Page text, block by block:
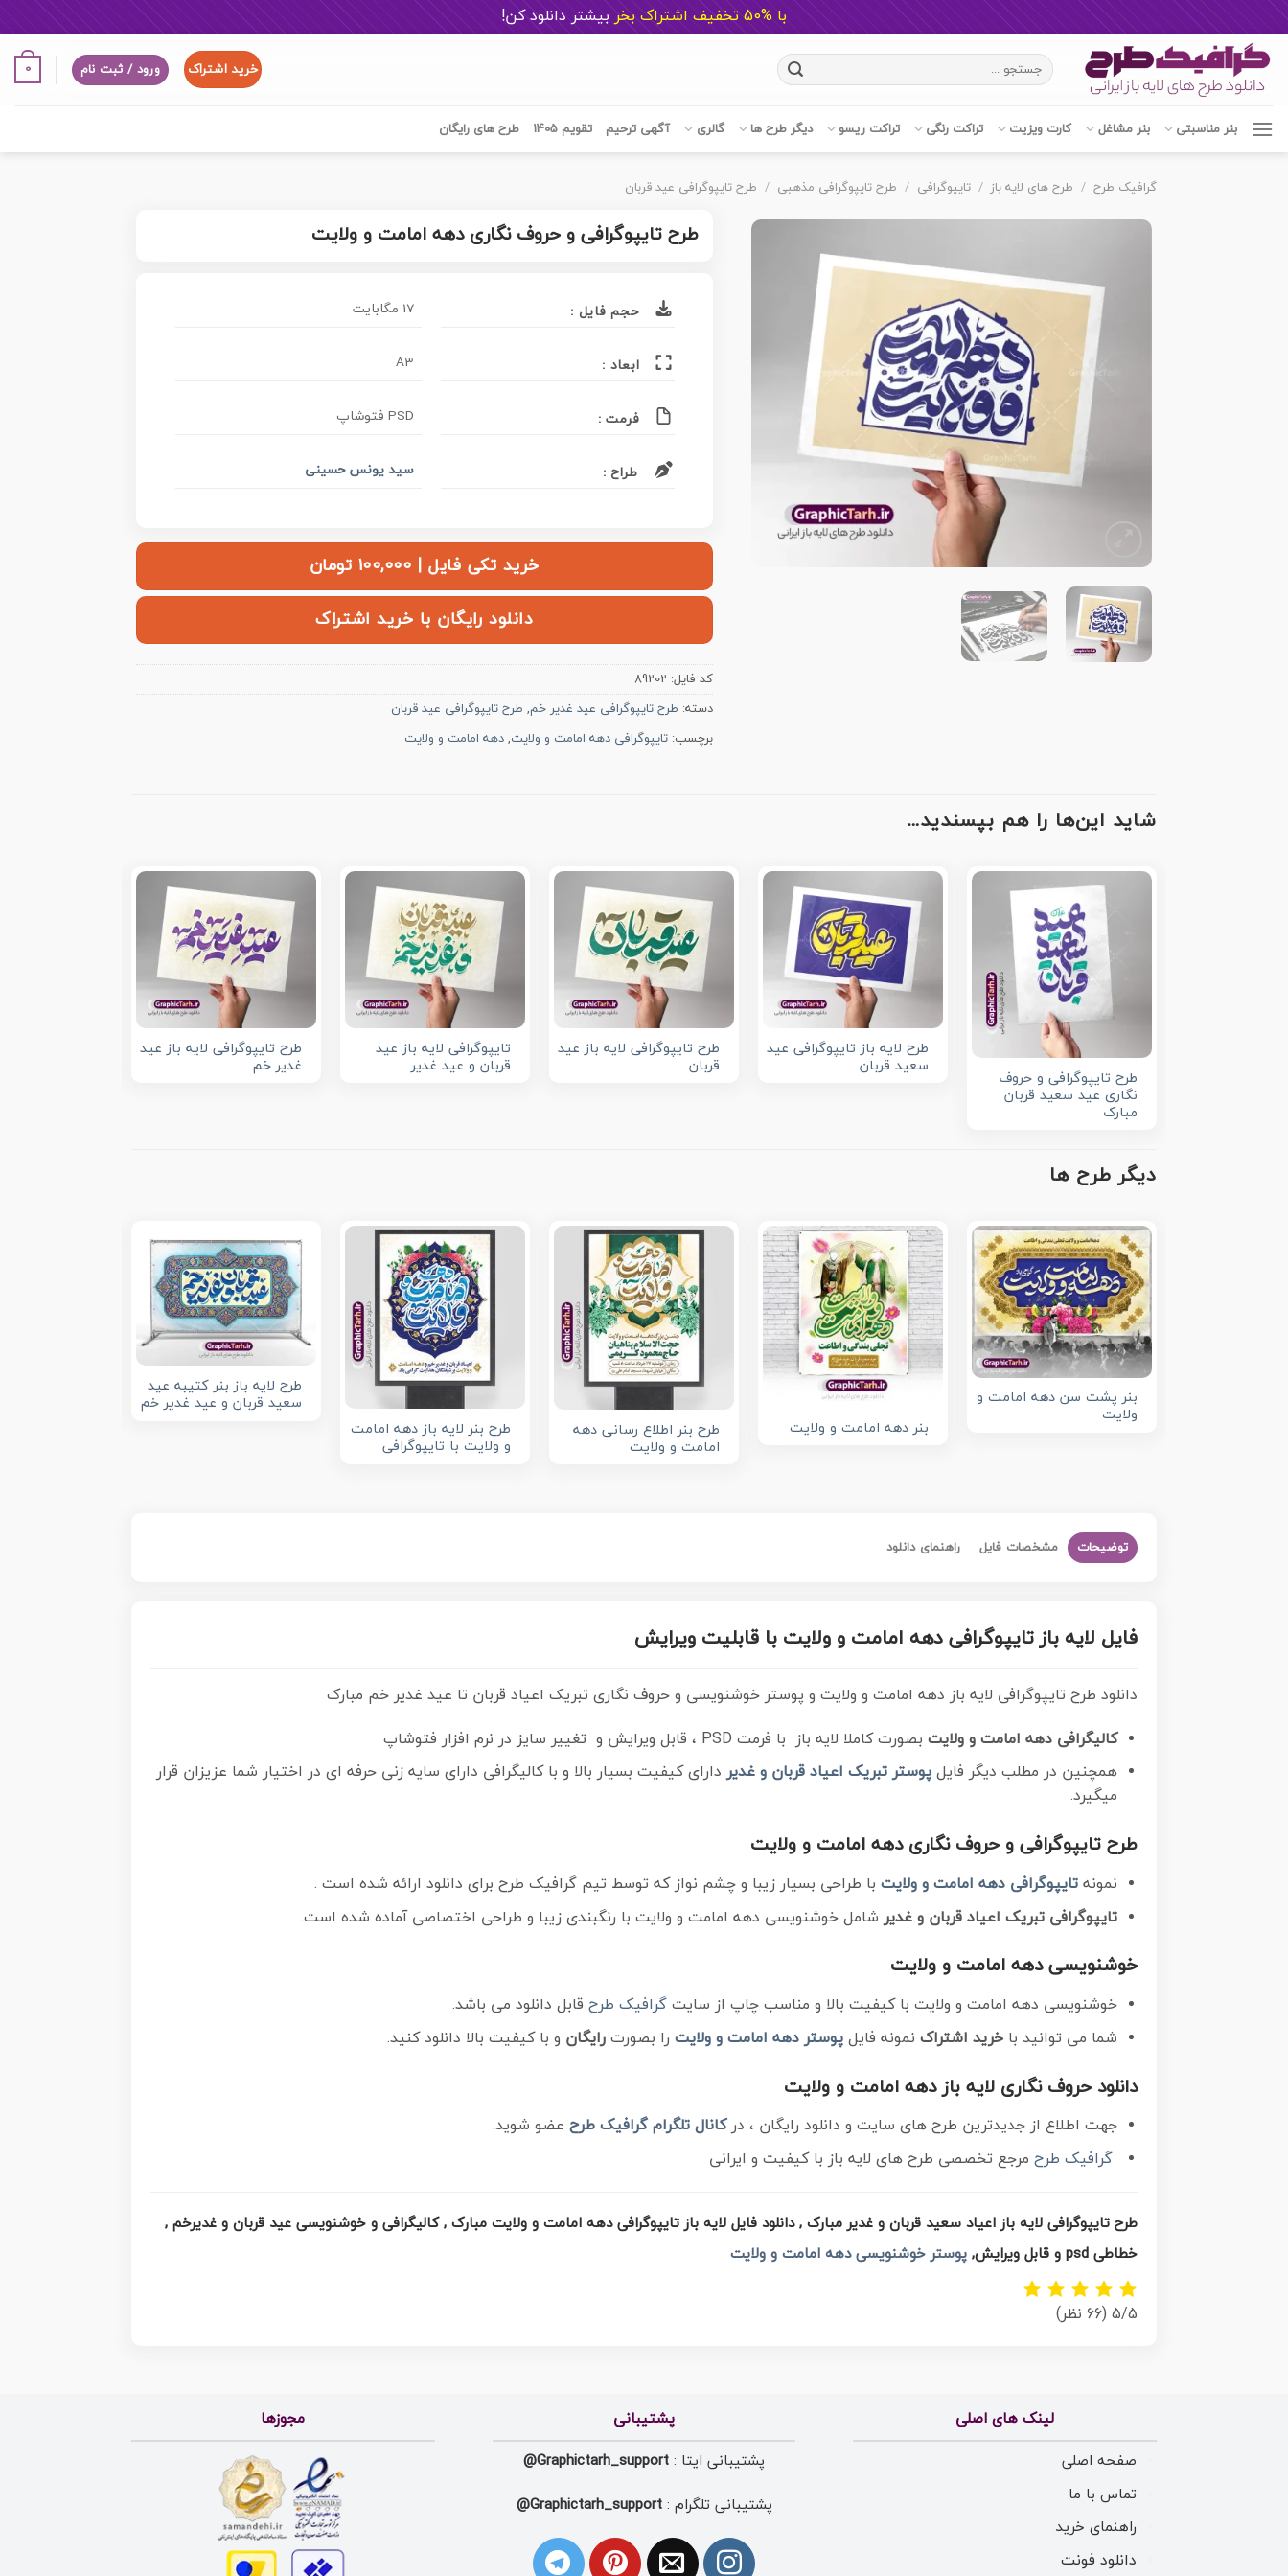
با %50 تخفیف اشتراک بخر بیشتر دانلود کن!
content
جستجو
برای:
خرید اشتراک ورود / ثبت نام 0
بنر مناسبتی بنر مشاغل کارت ویزیت تراکت رنگی تراکت ریسو دیگر طرح ها گالری آگهی ترحیم تقویم 1405 طرح های رایگان
گرافیک طرح / طرح های لایه باز / تایپوگرافی / طرح تایپوگرافی مذهبی / طرح تایپوگرافی عید قربان
طرح تایپوگرافی و حروف نگاری دهه امامت و ولایت
حجم فایل : 17 مگابایت
ابعاد : A3
فرمت : PSD فتوشاپ
طراح : سید یونس حسینی
خرید تکی فایل | ۱۰۰,۰۰۰ تومان
دانلود رایگان با خرید اشتراک
کد فایل: 89202
دسته: طرح تایپوگرافی عید غدیر خم, طرح تایپوگرافی عید قربان
برچسب:تایپوگرافی دهه امامت و ولایت,دهه امامت و ولایت
شاید این‌ها را هم بپسندید…
طرح تایپوگرافی و حروف
نگاری عید سعید قربان
مبارک
طرح لایه باز تایپوگرافی عید
سعید قربان
طرح تایپوگرافی لایه باز عید
قربان
تایپوگرافی لایه باز عید
قربان و عید غدیر
طرح تایپوگرافی لایه باز عید
غدیر خم
دیگر طرح ها
بنر پشت سن دهه امامت و
ولایت
بنر دهه امامت و ولایت
طرح بنر اطلاع رسانی دهه
امامت و ولایت
طرح بنر لایه باز دهه امامت
و ولایت با تایپوگرافی
طرح لایه باز بنر کتیبه عید
سعید قربان و عید غدیر خم
توضیحات مشخصات فایل راهنمای دانلود
فایل لایه باز تایپوگرافی دهه امامت و ولایت با قابلیت ویرایش
دانلود طرح تایپوگرافی لایه باز دهه امامت و ولایت و پوستر خوشنویسی و حروف نگاری تبریک اعیاد قربان تا عید غدیر خم مبارک
کالیگرافی دهه امامت و ولایت بصورت کاملا لایه باز با فرمت PSD ، قابل ویرایش و تغییر سایز در نرم افزار فتوشاپ
همچنین در مطلب دیگر فایل پوستر تبریک اعیاد قربان و غدیر دارای کیفیت بسیار بالا و با کالیگرافی دارای سایه زنی حرفه ای در اختیار شما عزیزان قرار
میگیرد.
طرح تایپوگرافی و حروف نگاری دهه امامت و ولایت
نمونه تایپوگرافی دهه امامت و ولایتبا طراحی بسیار زیبا و چشم نواز که توسط تیم گرافیک طرح برای دانلود ارائه شده است .
تایپوگرافی تبریک اعیاد قربان و غدیر شامل خوشنویسی دهه امامت و ولایت با رنگبندی زیبا و طراحی اختصاصی آماده شده است.
خوشنویسیدهه امامت و ولایت
خوشنویسی دهه امامت و ولایت با کیفیت بالا و مناسب چاپ از سایت گرافیک طرحقابل دانلود می باشد.
شما می توانید با خرید اشتراکنمونه فایل پوستر دهه امامت و ولایت را بصورت رایگان و با کیفیت بالا دانلود کنید.
دانلود حروف نگاری لایه باز دهه امامت و ولایت
جهت اطلاع از جدیدترین طرح های سایت و دانلود رایگان ، درکانال تلگرام گرافیک طرحعضو شوید.
گرافیک طرحمرجع تخصصی طرح های لایه باز با کیفیت و ایرانی
طرح تایپوگرافی لایه باز اعیاد سعید قربان و غدیر مبارک , دانلود فایل لایه باز تایپوگرافی دهه امامت و ولایت مبارک , کالیگرافی و خوشنویسی عید قربان و غدیرخم ,
خطاطی psd و قابل ویرایش,
پوستر خوشنویسی دهه امامت و ولایت
5/5 (66 نظر)
لینک های اصلی
صفحه اصلی
تماس با ما
راهنمای خرید
دانلود فونت
پشتیبانی
پشتیبانی ایتا : Graphictarh_support@
پشتیبانی تلگرام :Graphictarh_support@
مجوزها